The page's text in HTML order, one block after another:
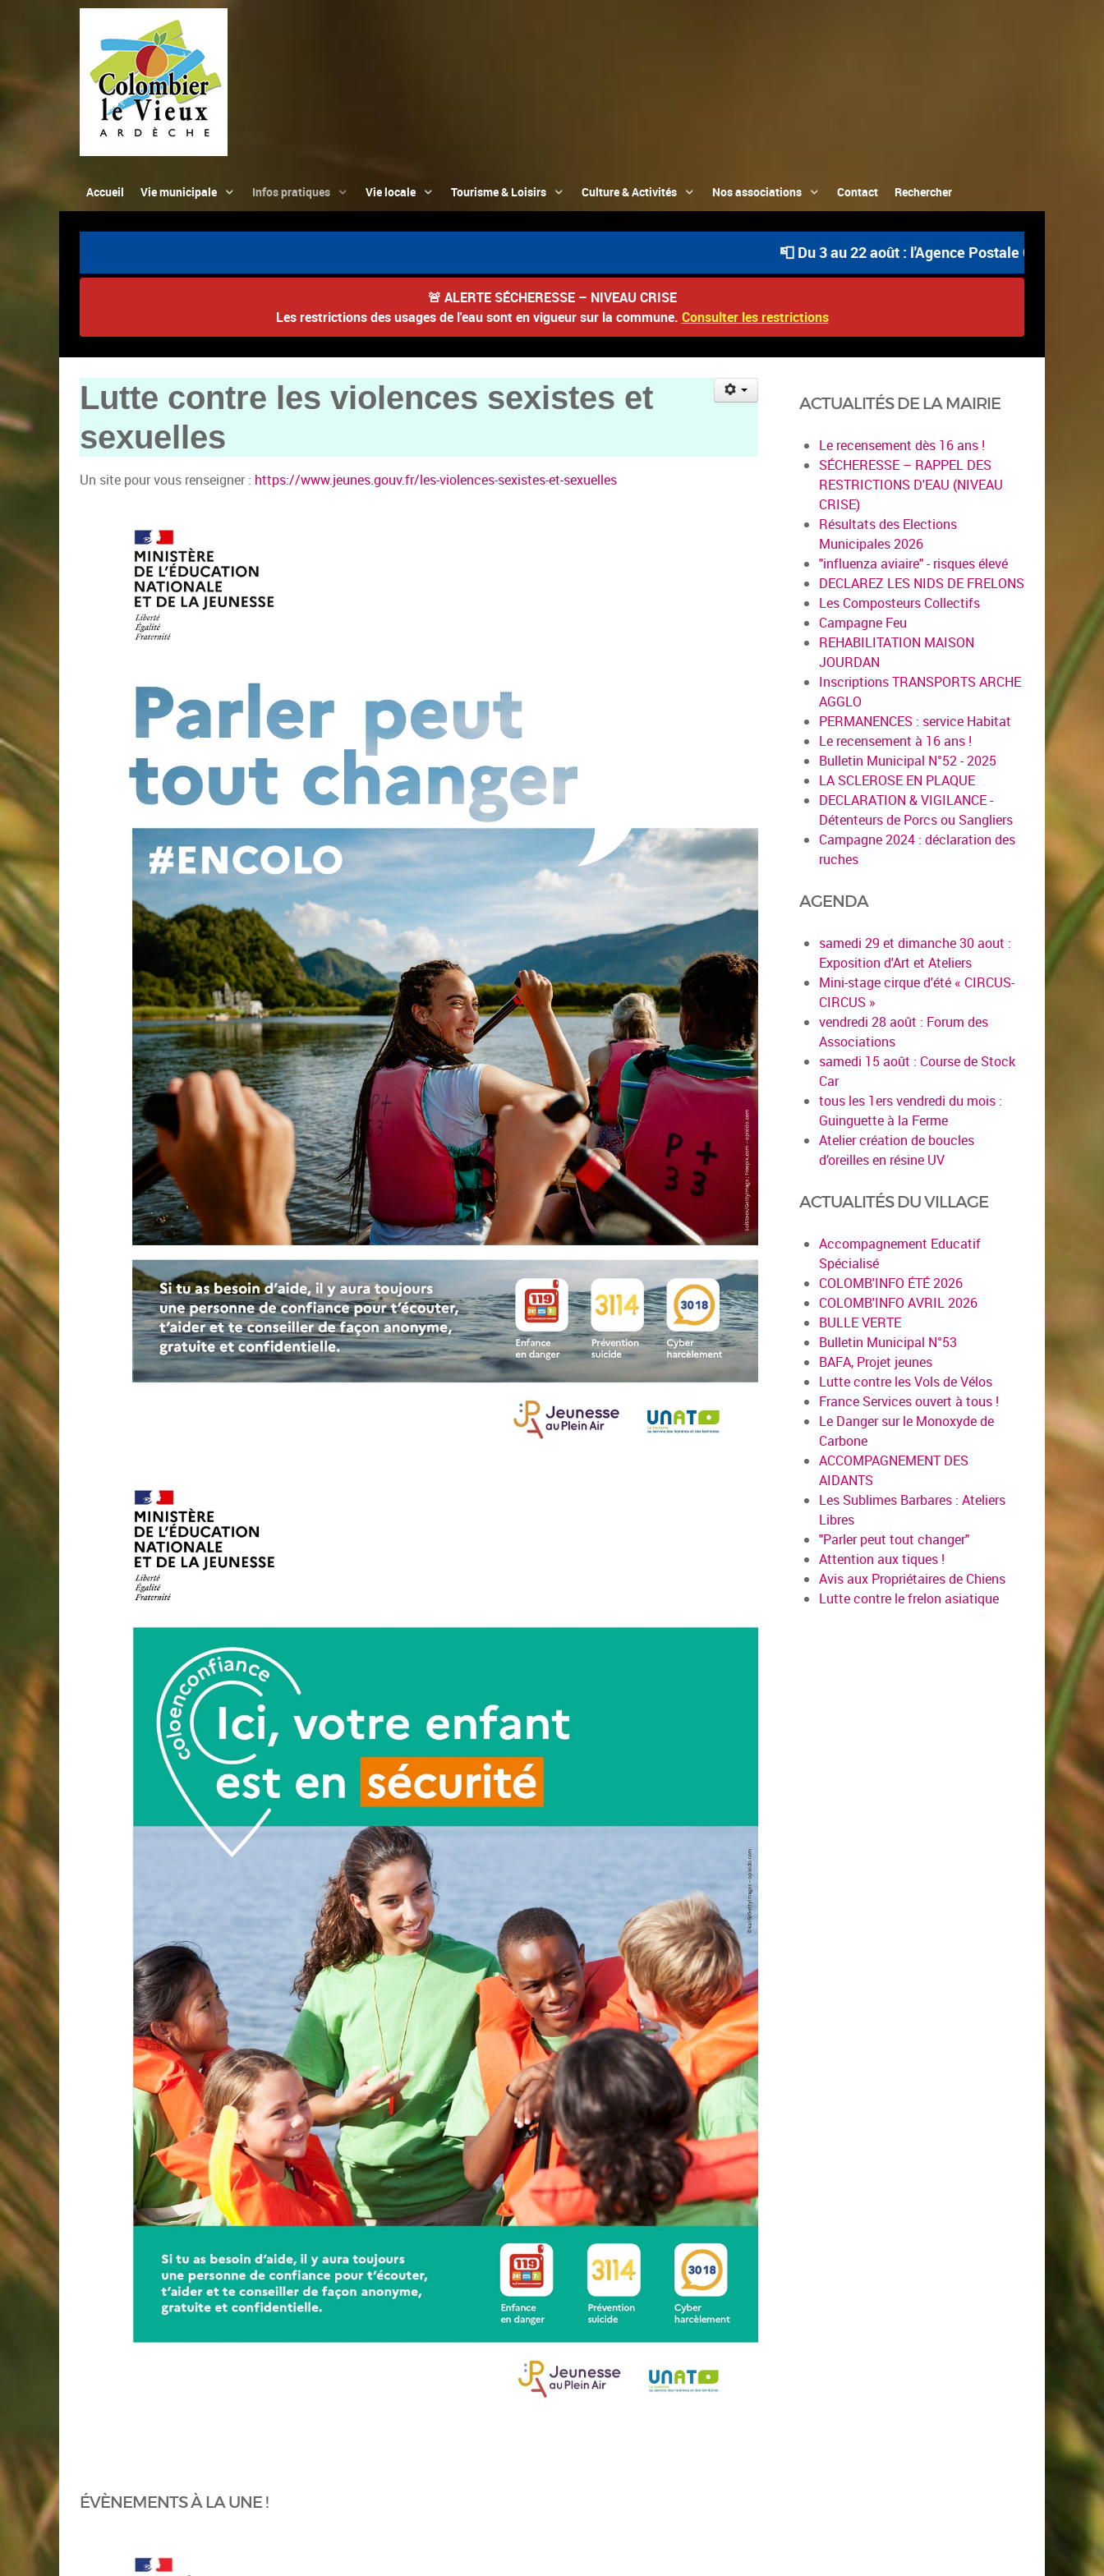
Accueil Vie municipale Infos pratiques Vie locale Tourisme & Loisirs Culture & Activités Nos associations Contact Rechercher
📮 Du 3 au 22 août : l'Agence Postale Communale est
🚨 ALERTE SÉCHERESSE – NIVEAU CRISE
Les restrictions des usages de l'eau sont en vigueur sur la commune. Consulter les restrictions
Lutte contre les violences sexistes et
sexuelles
Un site pour vous renseigner : https://www.jeunes.gouv.fr/les-violences-sexistes-et-sexuelles
ÉVÈNEMENTS À LA UNE !
ACTUALITÉS DE LA MAIRIE
Le recensement dès 16 ans !
SÉCHERESSE – RAPPEL DES
RESTRICTIONS D'EAU (NIVEAU
CRISE)
Résultats des Elections
Municipales 2026
"influenza aviaire" - risques élevé
DECLAREZ LES NIDS DE FRELONS
Les Composteurs Collectifs
Campagne Feu
REHABILITATION MAISON
JOURDAN
Inscriptions TRANSPORTS ARCHE
AGGLO
PERMANENCES : service Habitat
Le recensement à 16 ans !
Bulletin Municipal N°52 - 2025
LA SCLEROSE EN PLAQUE
DECLARATION & VIGILANCE -
Détenteurs de Porcs ou Sangliers
Campagne 2024 : déclaration des
ruches
AGENDA
samedi 29 et dimanche 30 aout :
Exposition d'Art et Ateliers
Mini-stage cirque d'été « CIRCUS-
CIRCUS »
vendredi 28 août : Forum des
Associations
samedi 15 août : Course de Stock
Car
tous les 1ers vendredi du mois :
Guinguette à la Ferme
Atelier création de boucles
d’oreilles en résine UV
ACTUALITÉS DU VILLAGE
Accompagnement Educatif
Spécialisé
COLOMB'INFO ÉTÉ 2026
COLOMB'INFO AVRIL 2026
BULLE VERTE
Bulletin Municipal N°53
BAFA, Projet jeunes
Lutte contre les Vols de Vélos
France Services ouvert à tous !
Le Danger sur le Monoxyde de
Carbone
ACCOMPAGNEMENT DES
AIDANTS
Les Sublimes Barbares : Ateliers
Libres
"Parler peut tout changer"
Attention aux tiques !
Avis aux Propriétaires de Chiens
Lutte contre le frelon asiatique